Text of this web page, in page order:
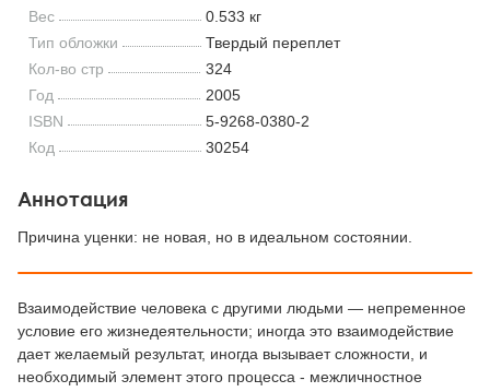
Вес
0.533 кг
Тип обложки
Твердый переплет
Кол-во стр
324
Год
2005
ISBN
5-9268-0380-2
Код
30254
Аннотация
Причина уценки: не новая, но в идеальном состоянии.
Взаимодействие человека с другими людьми — непременное
условие его жизнедеятельности; иногда это взаимодействие
дает желаемый результат, иногда вызывает сложности, и
необходимый элемент этого процесса - межличностное